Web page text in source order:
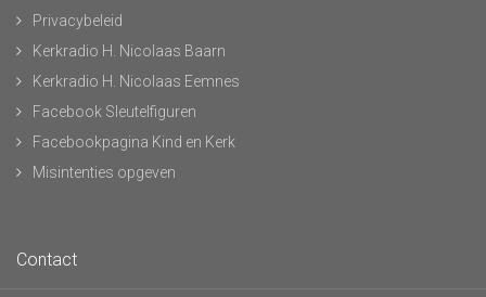
Privacybeleid
Kerkradio H. Nicolaas Baarn
Kerkradio H. Nicolaas Eemnes
Facebook Sleutelfiguren
Facebookpagina Kind en Kerk
Misintenties opgeven
Contact